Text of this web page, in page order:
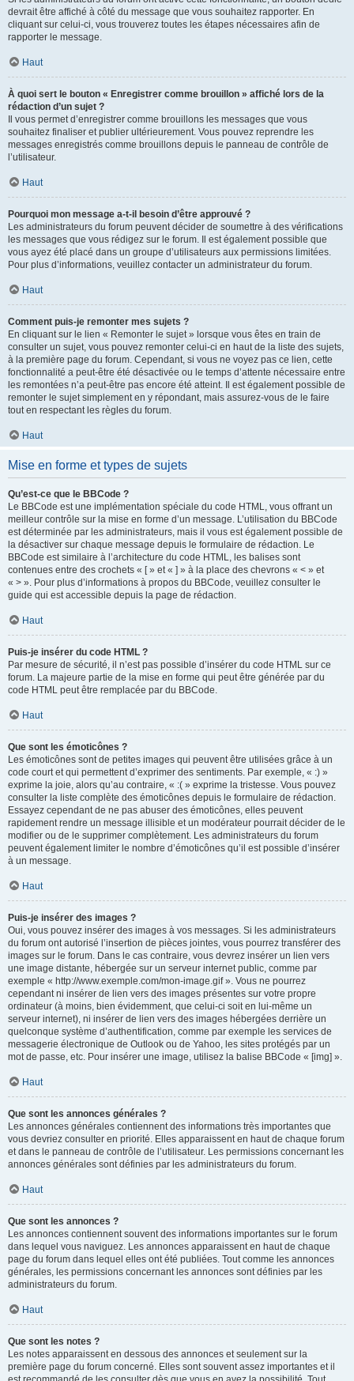
devrait être affiché à côté du message que vous souhaitez rapporter. En
cliquant sur celui-ci, vous trouverez toutes les étapes nécessaires afin de
rapporter le message.
Haut
À quoi sert le bouton « Enregistrer comme brouillon » affiché lors de la
rédaction d’un sujet ?
Il vous permet d’enregistrer comme brouillons les messages que vous
souhaitez finaliser et publier ultérieurement. Vous pouvez reprendre les
messages enregistrés comme brouillons depuis le panneau de contrôle de
l’utilisateur.
Haut
Pourquoi mon message a-t-il besoin d’être approuvé ?
Les administrateurs du forum peuvent décider de soumettre à des vérifications
les messages que vous rédigez sur le forum. Il est également possible que
vous ayez été placé dans un groupe d’utilisateurs aux permissions limitées.
Pour plus d’informations, veuillez contacter un administrateur du forum.
Haut
Comment puis-je remonter mes sujets ?
En cliquant sur le lien « Remonter le sujet » lorsque vous êtes en train de
consulter un sujet, vous pouvez remonter celui-ci en haut de la liste des sujets,
à la première page du forum. Cependant, si vous ne voyez pas ce lien, cette
fonctionnalité a peut-être été désactivée ou le temps d’attente nécessaire entre
les remontées n’a peut-être pas encore été atteint. Il est également possible de
remonter le sujet simplement en y répondant, mais assurez-vous de le faire
tout en respectant les règles du forum.
Haut
Mise en forme et types de sujets
Qu’est-ce que le BBCode ?
Le BBCode est une implémentation spéciale du code HTML, vous offrant un
meilleur contrôle sur la mise en forme d’un message. L’utilisation du BBCode
est déterminée par les administrateurs, mais il vous est également possible de
la désactiver sur chaque message depuis le formulaire de rédaction. Le
BBCode est similaire à l’architecture du code HTML, les balises sont
contenues entre des crochets « [ » et « ] » à la place des chevrons « < » et
« > ». Pour plus d’informations à propos du BBCode, veuillez consulter le
guide qui est accessible depuis la page de rédaction.
Haut
Puis-je insérer du code HTML ?
Par mesure de sécurité, il n’est pas possible d’insérer du code HTML sur ce
forum. La majeure partie de la mise en forme qui peut être générée par du
code HTML peut être remplacée par du BBCode.
Haut
Que sont les émoticônes ?
Les émoticônes sont de petites images qui peuvent être utilisées grâce à un
code court et qui permettent d’exprimer des sentiments. Par exemple, « :) »
exprime la joie, alors qu’au contraire, « :( » exprime la tristesse. Vous pouvez
consulter la liste complète des émoticônes depuis le formulaire de rédaction.
Essayez cependant de ne pas abuser des émoticônes, elles peuvent
rapidement rendre un message illisible et un modérateur pourrait décider de le
modifier ou de le supprimer complètement. Les administrateurs du forum
peuvent également limiter le nombre d’émoticônes qu’il est possible d’insérer
à un message.
Haut
Puis-je insérer des images ?
Oui, vous pouvez insérer des images à vos messages. Si les administrateurs
du forum ont autorisé l’insertion de pièces jointes, vous pourrez transférer des
images sur le forum. Dans le cas contraire, vous devrez insérer un lien vers
une image distante, hébergée sur un serveur internet public, comme par
exemple « http://www.exemple.com/mon-image.gif ». Vous ne pourrez
cependant ni insérer de lien vers des images présentes sur votre propre
ordinateur (à moins, bien évidemment, que celui-ci soit en lui-même un
serveur internet), ni insérer de lien vers des images hébergées derrière un
quelconque système d’authentification, comme par exemple les services de
messagerie électronique de Outlook ou de Yahoo, les sites protégés par un
mot de passe, etc. Pour insérer une image, utilisez la balise BBCode « [img] ».
Haut
Que sont les annonces générales ?
Les annonces générales contiennent des informations très importantes que
vous devriez consulter en priorité. Elles apparaissent en haut de chaque forum
et dans le panneau de contrôle de l’utilisateur. Les permissions concernant les
annonces générales sont définies par les administrateurs du forum.
Haut
Que sont les annonces ?
Les annonces contiennent souvent des informations importantes sur le forum
dans lequel vous naviguez. Les annonces apparaissent en haut de chaque
page du forum dans lequel elles ont été publiées. Tout comme les annonces
générales, les permissions concernant les annonces sont définies par les
administrateurs du forum.
Haut
Que sont les notes ?
Les notes apparaissent en dessous des annonces et seulement sur la
première page du forum concerné. Elles sont souvent assez importantes et il